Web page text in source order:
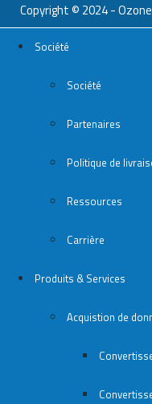
Copyright © 2024 -
Société
Société
Partenaires
Politique de
Ressources
Carrière
Produits & Services
Acquistion de